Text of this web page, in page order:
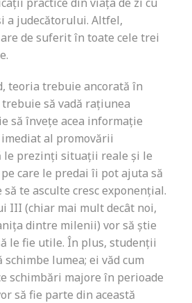
a judecătorului. Altfel,
de suferit în toate cele trei
teoria trebuie ancorată în
să vadă rațiunea
să învețe acea informație
al promovării
le prezinți situații reale și le
care le predai îi pot ajuta să
să te asculte cresc exponențial.
III (chiar mai mult decât noi,
dintre milenii) vor să știe
le fie utile. În plus, studenții
schimbe lumea; ei văd cum
schimbări majore în perioade
să fie parte din această